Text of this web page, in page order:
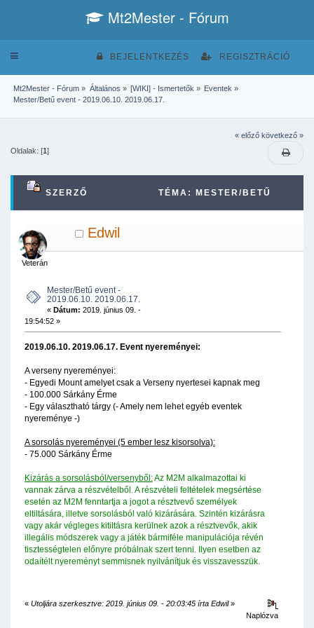
Mt2Mester - Fórum
Toggle
BEJELENTKEZÉS REGISZTRÁCIÓ
Mt2Mester - Fórum » Általános » [WIKI] - Ismertetők » Eventek »
Mester/Betű event - 2019.06.10. 2019.06.17.
« előző következő »
Oldalak: [1]
SZERZŐ TÉMA: MESTER/BETŰ
EVENT - 2019.06.10. 2019.06.17. (MEGTEKINTVE
23234 ALKALOMMAL)
Edwil
Veterán
Mester/Betű event -
2019.06.10. 2019.06.17.
«Dátum: 2019. június 09. -
19:54:52 »
2019.06.10. 2019.06.17. Event nyereményei:
A verseny nyereményei:
- Egyedi Mount amelyet csak a Verseny nyertesei kapnak meg
- 100.000 Sárkány Érme
- Egy választható tárgy (- Amely nem lehet egyéb eventek
nyereménye -)
A sorsolás nyereményei (5 ember lesz kisorsolva):
- 75.000 Sárkány Érme
Kizárás a sorsolásból/versenyből:Az M2M alkalmazottai ki
vannak zárva a részvételből. A részvételi feltételek megsértése
esetén az M2M fenntartja a jogot a résztvevő személyek
eltiltására, illetve sorsolásból való kizárására. Szintén kizárásra
vagy akár végleges kitiltásra kerülnek azok a résztvevők, akik
illegális módszerek vagy a játék bármiféle manipulációja révén
tisztességtelen előnyre próbálnak szert tenni. Ilyen esetben az
odaítélt nyereményt semmisnek nyilvánítjuk és visszavesszük.
« Utoljára szerkesztve: 2019. június 09. - 20:03:45 írta Edwil»
Naplózva